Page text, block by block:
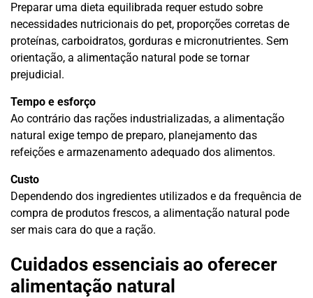
Preparar uma dieta equilibrada requer estudo sobre
necessidades nutricionais do pet, proporções corretas de
proteínas, carboidratos, gorduras e micronutrientes. Sem
orientação, a alimentação natural pode se tornar
prejudicial.
Tempo e esforço
Ao contrário das rações industrializadas, a alimentação
natural exige tempo de preparo, planejamento das
refeições e armazenamento adequado dos alimentos.
Custo
Dependendo dos ingredientes utilizados e da frequência de
compra de produtos frescos, a alimentação natural pode
ser mais cara do que a ração.
Cuidados essenciais ao oferecer
alimentação natural